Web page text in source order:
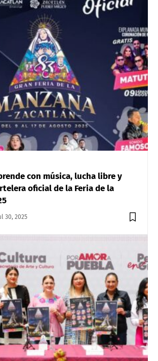
con música, lucha libre y
oficial de la Feria de la
30, 2025